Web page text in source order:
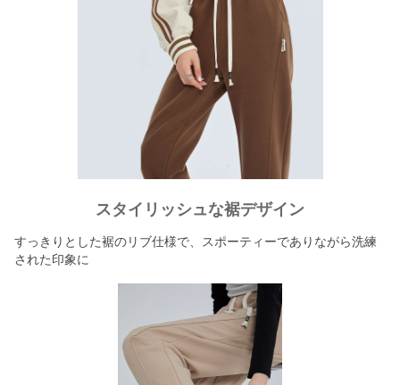
スタイリッシュな裾デザイン
すっきりとした裾のリブ仕様で、スポーティーでありながら洗練
された印象に